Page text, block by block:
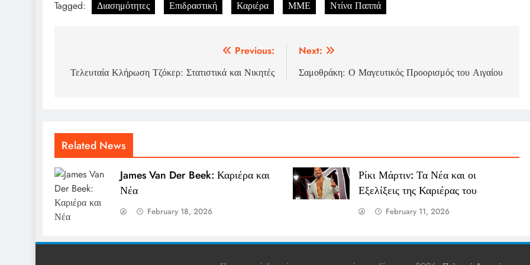
Tagged: Διασημότητες Επιδραστική Καριέρα ΜΜΕ Ντίνα Παππά
navigation
Previous:
Τελευταία Κλήρωση Τζόκερ: Στατιστικά και Νικητές
Next:
Σαμοθράκη: Ο Μαγευτικός Προορισμός του Αιγαίου
Related News
James Van Der Beek: Καριέρα και
Νέα
February 18, 2026
Ρίκι Μάρτιν: Τα Νέα και οι
Εξελίξεις της Καριέρας του
February 11, 2026